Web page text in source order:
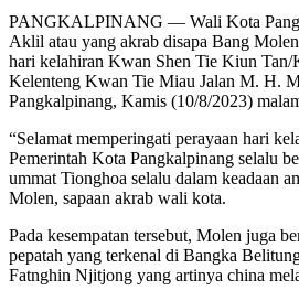
PANGKALPINANG — Wali Kota
Aklil atau yang akrab disapa Bang
hari kelahiran Kwan Shen Tie Kiun Tan/
Kelenteng Kwan Tie Miau Jalan M. H.
Pangkalpinang, Kamis (10/8/2023)
“Selamat memperingati perayaan hari
Pemerintah Kota Pangkalpinang selalu
ummat Tionghoa selalu dalam keadaan
Molen, sapaan akrab wali kota.
Pada kesempatan tersebut, Molen juga
pepatah yang terkenal di Bangka
Fatnghin Njitjong yang artinya china